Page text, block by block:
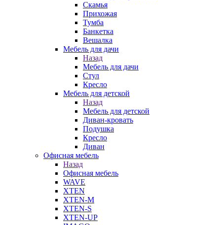
Скамья
Прихожая
Тумба
Банкетка
Вешалка
Мебель для дачи
Назад
Мебель для дачи
Стул
Кресло
Мебель для детской
Назад
Мебель для детской
Диван-кровать
Подушка
Кресло
Диван
Офисная мебель
Назад
Офисная мебель
WAVE
XTEN
XTEN-M
XTEN-S
XTEN-UP